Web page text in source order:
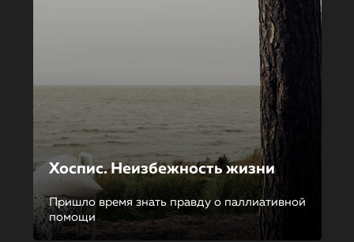
Хоспис. Неизбежность жизни
Пришло время знать правду о паллиативной
помощи